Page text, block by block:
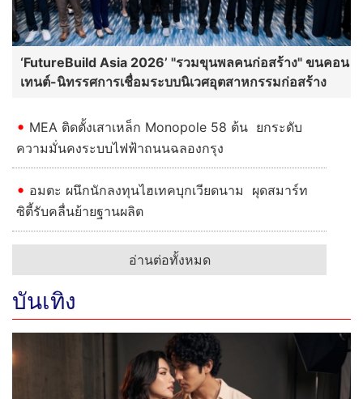
อมตะ ผนึกนักลงทุนไฮเทคบุกเวียดนาม ผุดสมาร์ท
ซิตี้รับคลื่นย้ายฐานผลิต
อ่านต่อทั้งหมด
บันเทิง
กันตนา สร้างปรากฏการณ์ใหม่! เปิดตัว “พระ-นาง AI” คู่
แรกของไทย เตรียมเดบิวต์ลงซีรีย์แนวตั้ง พร้อมเขย่าวงการ